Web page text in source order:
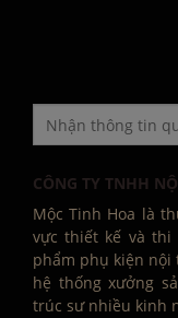
CÔNG TY TNHH
Mộc Tinh Hoa là
vực thiết kế và thi
phẩm phụ kiện nội
hệ thống xưởng
trúc sư nhiều kinh